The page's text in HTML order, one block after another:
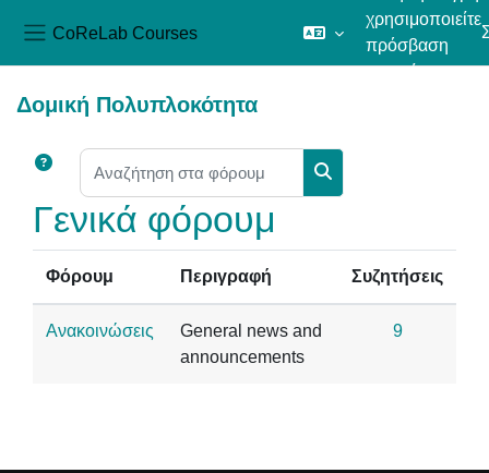
CoReLab Courses
χρησιμοποιείτε
πρόσβαση
επισκέπτη
Δομική Πολυπλοκότητα
Αναζήτηση στα φόρουμ
Αναζήτηση στα
Γενικά φόρουμ
Φόρουμ Περιγραφή Συζητήσεις
Ανακοινώσεις
General news and
announcements
9